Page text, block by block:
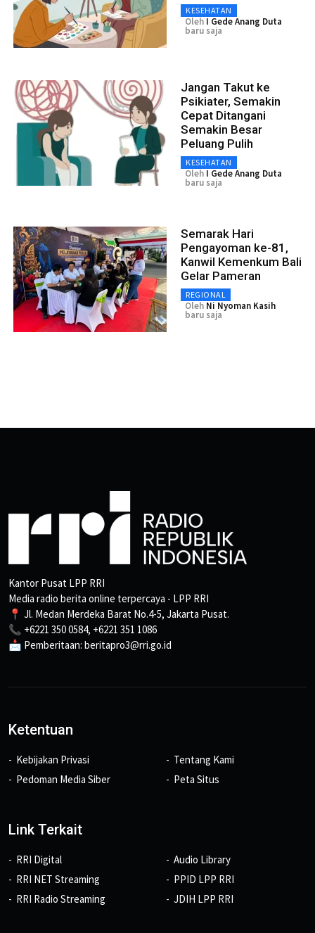
KESEHATAN
Oleh I Gede Anang Duta
baru saja
Jangan Takut ke
Psikiater, Semakin
Cepat Ditangani
Semakin Besar
Peluang Pulih
KESEHATAN
Oleh I Gede Anang Duta
baru saja
Semarak Hari
Pengayoman ke-81,
Kanwil Kemenkum Bali
Gelar Pameran
REGIONAL
Oleh Ni Nyoman Kasih
baru saja
Kantor Pusat LPP RRI
Media radio berita online terpercaya - LPP RRI
📍 Jl. Medan Merdeka Barat No.4-5, Jakarta Pusat.
📞 +6221 350 0584, +6221 351 1086
📩 Pemberitaan: beritapro3@rri.go.id
Ketentuan
Kebijakan Privasi
Pedoman Media Siber
Tentang Kami
Peta Situs
Link Terkait
RRI Digital
RRI NET Streaming
RRI Radio Streaming
Audio Library
PPID LPP RRI
JDIH LPP RRI